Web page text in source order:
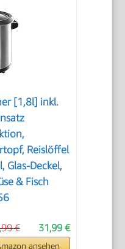
[1,8l] inkl.
Reislöffel
Glas-Deckel,
& Fisch
31,99 €
€
ansehen